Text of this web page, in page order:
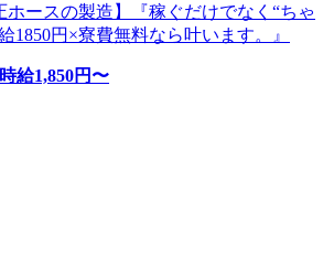
ホースの製造】『稼ぐだけでなく“ちゃ
1850円×寮費無料なら叶います。』
時給1,850円〜